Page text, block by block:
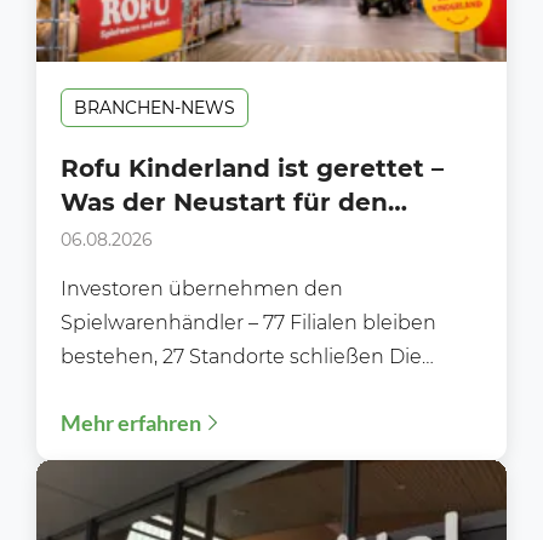
BRANCHEN-NEWS
Rofu Kinderland ist gerettet –
Was der Neustart für den
Handel bedeutet
06.08.2026
Investoren übernehmen den
Spielwarenhändler – 77 Filialen bleiben
bestehen, 27 Standorte schließen Die
Nachdem die Gläubiger...
Mehr erfahren